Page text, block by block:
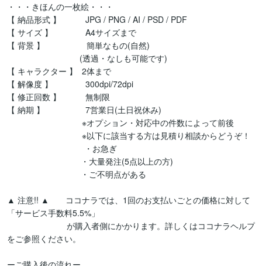
・・・きほんの一枚絵・・・
【 納品形式 】　　　JPG / PNG / AI / PSD / PDF
【 サイズ 】　　　　A4サイズまで
【 背景 】　　　   　 簡単なもの(自然)
(透過・なしも可能です)
【 キャラクター 】  2体まで
【 解像度 】　　　　300dpi/72dpi
【 修正回数 】　　　無制限
【 納期 】　　　　　7営業日(土日祝休み)
※オプション・対応中の件数によって前後
※以下に該当する方は見積り相談からどうぞ！
・お急ぎ
・大量発注(5点以上の方)
・ご不明点がある
▲ 注意!! ▲　　ココナラでは、1回のお支払いごとの価格に対して
「サービス手数料5.5%」
が購入者側にかかります。詳しくはココナラヘルプ
をご参照ください。